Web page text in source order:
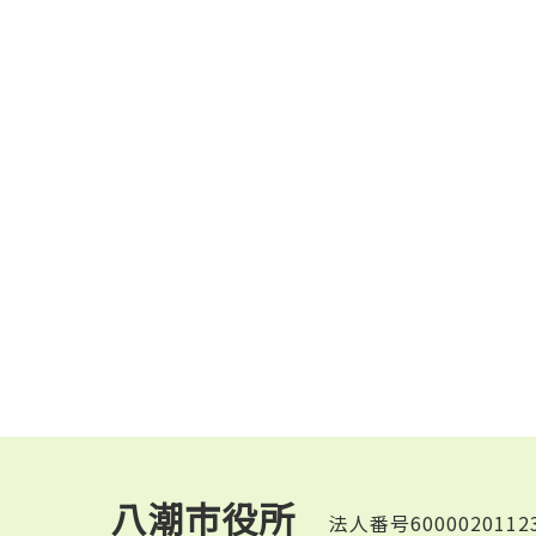
八潮市役所 法人番号